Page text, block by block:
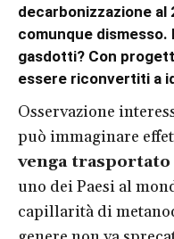
decarbonizzazione al
comunque dismesso.
gasdotti? Con
essere riconvertiti a
Osservazione
può immaginare
venga trasportato
uno dei Paesi al
capillarità di